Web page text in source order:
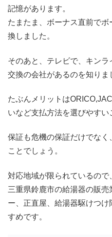
記憶があります。
たまたま、ボーナス直前で
換しました。
そのあと、テレビで、キン
交換の会社があるのを知りま
たぶんメリットは
いなど支払方法を選びやすい
保証も危機の保証だけでな
ことでしょう。
対応地域が限られているので
三重県鈴鹿市の給湯器の販
ー、正直屋、給湯器駆けつ
すめです。